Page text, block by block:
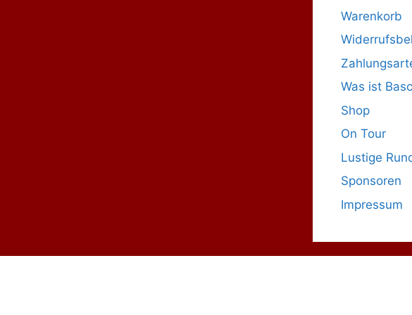
Warenkorb
Was ist
Shop
On Tour
Lustige
Sponsoren
Impressum